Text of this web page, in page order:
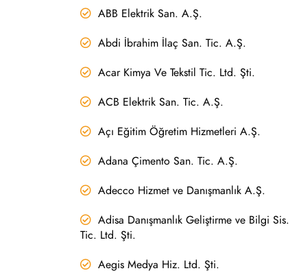
ABB Elektrik San. A.Ş.
Abdi İbrahim İlaç San. Tic. A.Ş.
Acar Kimya Ve Tekstil Tic. Ltd. Şti.
ACB Elektrik San. Tic. A.Ş.
Açı Eğitim Öğretim Hizmetleri A.Ş.
Adana Çimento San. Tic. A.Ş.
Adecco Hizmet ve Danışmanlık A.Ş.
Adisa Danışmanlık Geliştirme ve Bilgi Sis.
Tic. Ltd. Şti.
Aegis Medya Hiz. Ltd. Şti.